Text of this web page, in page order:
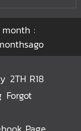
:
2TH R18
Forgot